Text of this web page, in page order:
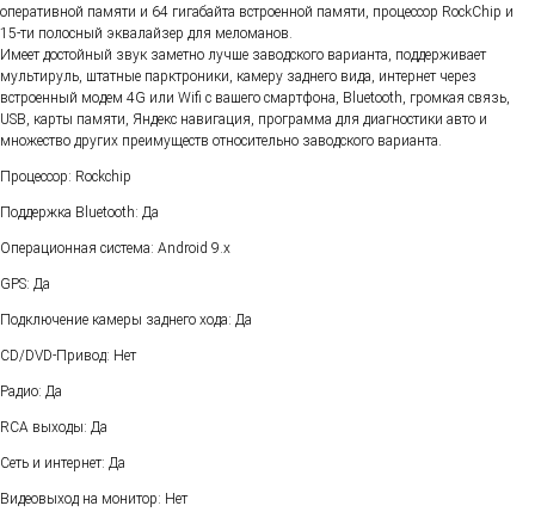
оперативной памяти и 64 гигабайта встроенной памяти, процессор RockChip и
15-ти полосный эквалайзер для меломанов.
Имеет достойный звук заметно лучше заводского варианта, поддерживает
мультируль, штатные парктроники, камеру заднего вида, интернет через
встроенный модем 4G или Wifi с вашего смартфона, Bluetooth, громкая связь,
USB, карты памяти, Яндекс навигация, программа для диагностики авто и
множество других преимуществ относительно заводского варианта.
Процессор: Rockchip
Поддержка Bluetooth: Да
Операционная система: Android 9.х
GPS: Да
Подключение камеры заднего хода: Да
CD/DVD-Привод: Нет
Радио: Да
RCA выходы: Да
Сеть и интернет: Да
Видеовыход на монитор: Нет